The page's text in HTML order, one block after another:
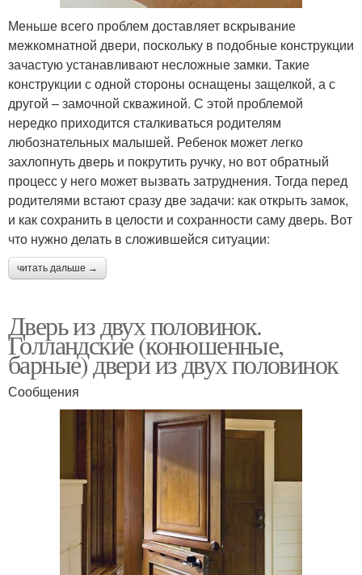
Меньше всего проблем доставляет вскрывание
межкомнатной двери, поскольку в подобные конструкции
зачастую устанавливают несложные замки. Такие
конструкции с одной стороны оснащены защелкой, а с
другой – замочной скважиной. С этой проблемой
нередко приходится сталкиваться родителям
любознательных малышей. Ребенок может легко
захлопнуть дверь и покрутить ручку, но вот обратный
процесс у него может вызвать затруднения. Тогда перед
родителями встают сразу две задачи: как открыть замок,
и как сохранить в целости и сохранности саму дверь. Вот
что нужно делать в сложившейся ситуации:
читать дальше →
Дверь из двух половинок.
Голландские (конюшенные,
барные) двери из двух половинок
Сообщения